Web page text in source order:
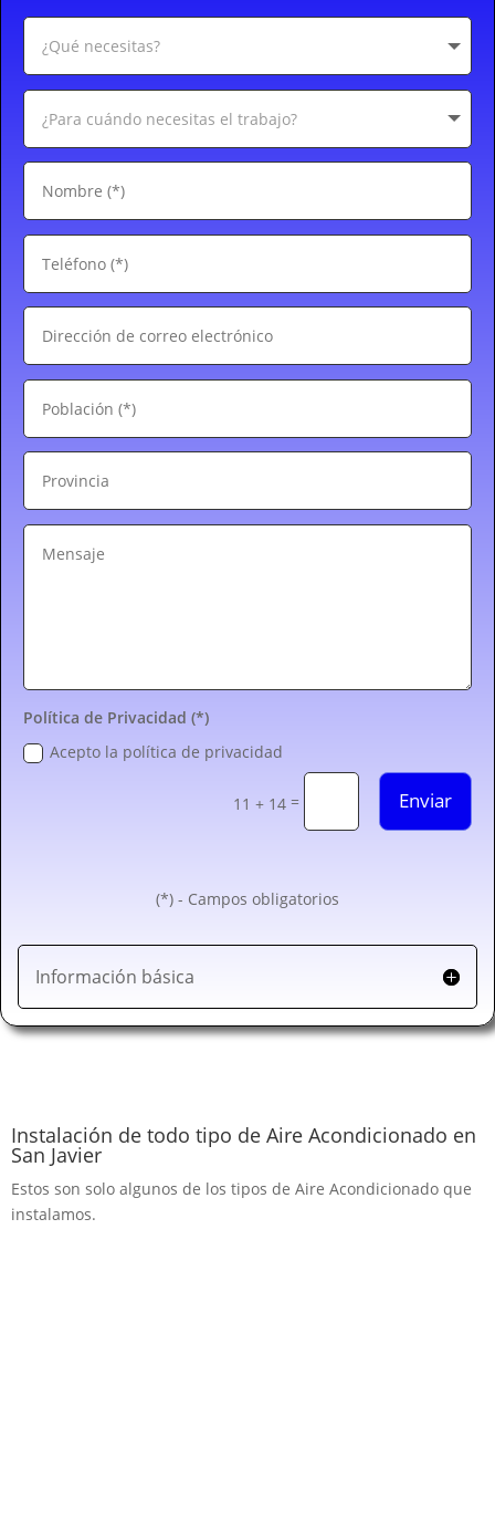
Política de Privacidad (*)
Acepto la política de privacidad
11 + 14 = Enviar
(*) - Campos obligatorios
Información básica
Instalación de todo tipo de Aire Acondicionado en
San Javier
Estos son solo algunos de los tipos de Aire Acondicionado que
instalamos.